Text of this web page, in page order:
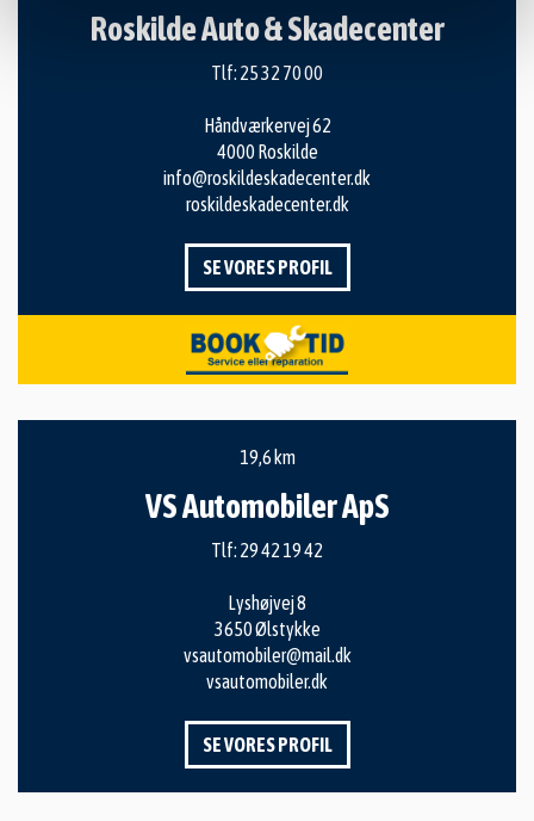
Roskilde Auto & Skadecenter
Tlf: 25 32 70 00
Håndværkervej 62
4000 Roskilde
info@roskildeskadecenter.dk
roskildeskadecenter.dk
SE VORES PROFIL
19,6 km
VS Automobiler ApS
Tlf: 29 42 19 42
Lyshøjvej 8
3650 Ølstykke
vsautomobiler@mail.dk
vsautomobiler.dk
SE VORES PROFIL